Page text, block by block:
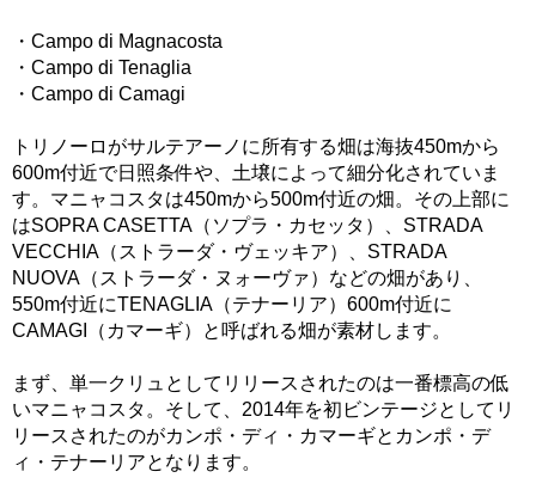
・Campo di Magnacosta
・Campo di Tenaglia
・Campo di Camagi
トリノーロがサルテアーノに所有する畑は海抜450mから
600m付近で日照条件や、土壌によって細分化されていま
す。マニャコスタは450mから500m付近の畑。その上部に
はSOPRA CASETTA（ソプラ・カセッタ）、STRADA
VECCHIA（ストラーダ・ヴェッキア）、STRADA
NUOVA（ストラーダ・ヌォーヴァ）などの畑があり、
550m付近にTENAGLIA（テナーリア）600m付近に
CAMAGI（カマーギ）と呼ばれる畑が素材します。
まず、単一クリュとしてリリースされたのは一番標高の低
いマニャコスタ。そして、2014年を初ビンテージとしてリ
リースされたのがカンポ・ディ・カマーギとカンポ・デ
ィ・テナーリアとなります。